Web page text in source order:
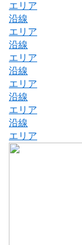
エリア
沿線
エリア
沿線
エリア
沿線
エリア
沿線
エリア
沿線
エリア